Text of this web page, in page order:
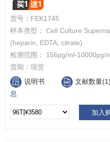
货号： FEK1745
样本类型： Cell Culture
(heparin, EDTA, citrate)
检测范围： 156pg/ml-10000pg/
货期： 现货
说明书
文献数量(1)
息
加入